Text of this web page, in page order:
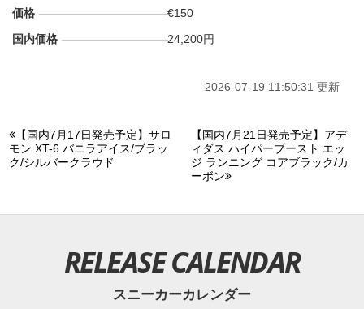
価格
€150
国内価格
24,200円
2026-07-19 11:50:31 更新
【国内7月17日発売予定】サロ
モン XT-6 バニラアイス/ブラッ
ク/シルバークラウド
【国内7月21日発売予定】アデ
ィダス ハイパーブースト エッ
ジ ランニング コアブラック/カ
ーボン
RELEASE CALENDAR
スニーカーカレンダー